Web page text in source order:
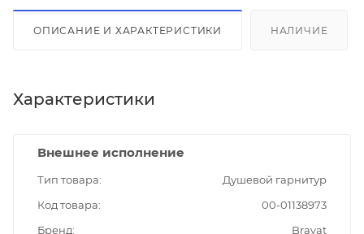
ОПИСАНИЕ И ХАРАКТЕРИСТИКИ НАЛИЧИЕ
Характеристики
Внешнее исполнение
Тип товара
Душевой гарнитур
Код товара
00-01138973
Бренд
Bravat